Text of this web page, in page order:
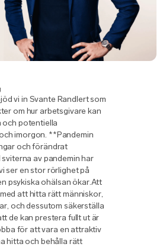
vi in Svante Randlert som
om hur arbetsgivare kan
och potentiella
imorgon. **Pandemin
och förändrat
av pandemin har
ser en stor rörlighet på
psykiska ohälsan ökar.Att
att hitta rätt människor,
och dessutom säkerställa
de kan prestera fullt ut är
för att vara en attraktiv
hitta och behålla rätt